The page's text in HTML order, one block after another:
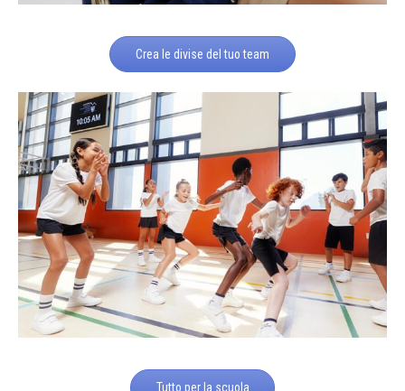
Crea le divise del tuo team
Tutto per la scuola